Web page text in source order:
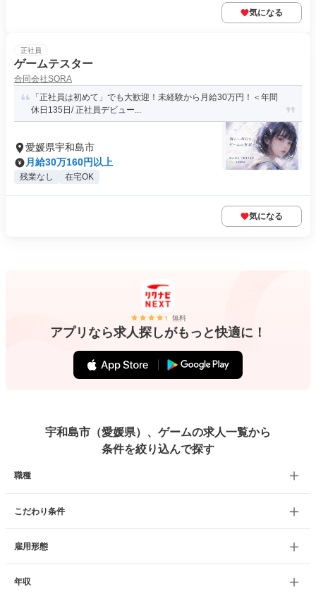
気になる
正社員
ゲームテスター
合同会社SORA
「正社員は初めて」でも大歓迎！未経験から月給30万円！＜年間
休日135日/ 正社員デビュー...
愛媛県宇和島市
月給30万160円以上
残業なし 在宅OK
気になる
無料
アプリなら求人探しがもっと快適に！
宇和島市（愛媛県）、ゲームの求人一覧から
条件を絞り込んで探す
職種
こだわり条件
雇用形態
年収